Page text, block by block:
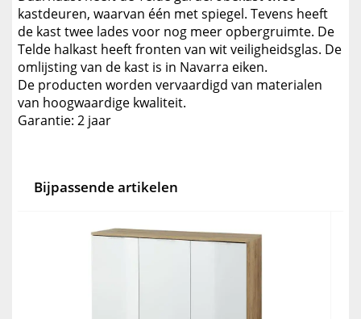
kastdeuren, waarvan één met spiegel. Tevens heeft
de kast twee lades voor nog meer opbergruimte. De
Telde halkast heeft fronten van wit veiligheidsglas. De
omlijsting van de kast is in Navarra eiken.
De producten worden vervaardigd van materialen
van hoogwaardige kwaliteit.
Garantie: 2 jaar
Bijpassende artikelen